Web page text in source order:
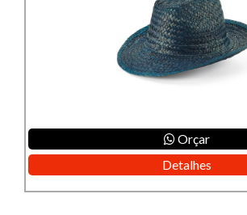
Orçar
Detalhes